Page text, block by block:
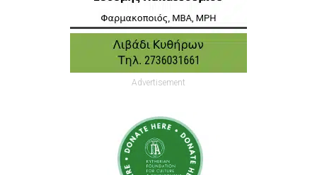
Advertisement